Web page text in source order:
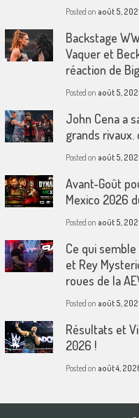
Posted on août 5,
Backstage
Vaquer et
réaction de
Posted on août 5,
John Cena a
grands
Posted on août 5,
Avant-Goût
Mexico 2026
Posted on août 5,
Ce qui
et Rey
roues de la
Posted on août 5,
Résultats et
2026 !
Posted on août 4,